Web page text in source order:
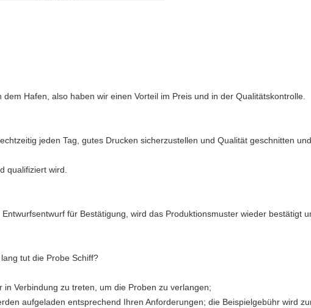
Hafen, also haben wir einen Vorteil im Preis und in der Qualitätskontrolle.
jeden Tag, gutes Drucken sicherzustellen und Qualität geschnitten
qualifiziert wird.
für Bestätigung, wird das Produktionsmuster wieder bestätigt
tut die Probe Schiff?
Verbindung zu treten, um die Proben zu verlangen;
aufgeladen entsprechend Ihren Anforderungen; die Beispielgebühr wird